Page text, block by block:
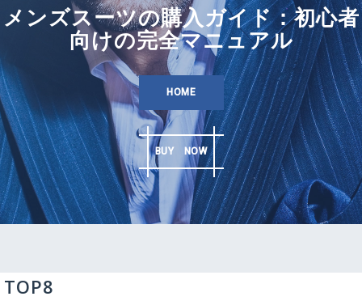
メンズスーツの購入ガイド：初心者
向けの完全マニュアル
HOME
BUY NOW
TOP8